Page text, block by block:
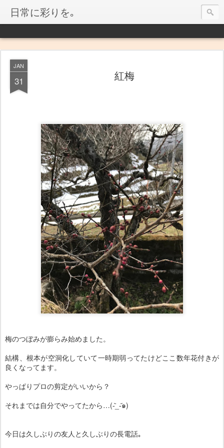
日常に彩りを｡
JAN
31 紅梅
梅のつぼみが膨らみ始めました。
結構、根本が空洞化していて一時期弱ってたけどここ数年花付きが
良くなってます。
やっぱりプロの剪定がいいから？
それまでは自分でやってたから…(-᷅_-᷄๑)
今日は久しぶりの友人と久しぶりの長電話｡